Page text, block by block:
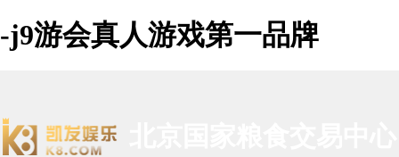
-j9游会真人游戏第一品牌